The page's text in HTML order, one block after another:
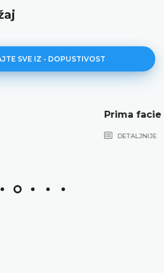
SVE IZ - DOPUSTIVOST
neosnovana